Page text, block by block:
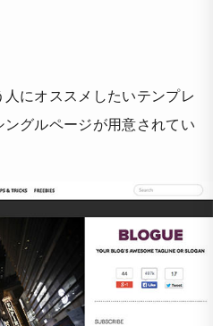
にオススメしたいテンプレ
グルページが用意されてい